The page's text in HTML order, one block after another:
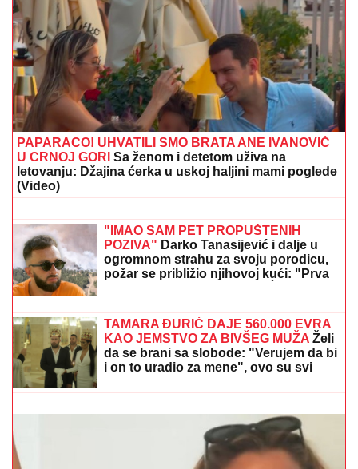
PAPARACO! UHVATILI SMO BRATA ANE IVANOVIĆ
U CRNOJ GORI Sa ženom i detetom uživa na
letovanju: Džajina ćerka u uskoj haljini mami poglede
(Video)
DOBRO"Dea Đurđević iznenadila
objavom, voditeljka podelila savet:
"Kad god vidiš zlo, veruj da je zlo"
ogromnom strahu za svoju porodicu,
požar se približio njihovoj kući: "Prva
reč koju sam čuo - IZGOREĆEMO"